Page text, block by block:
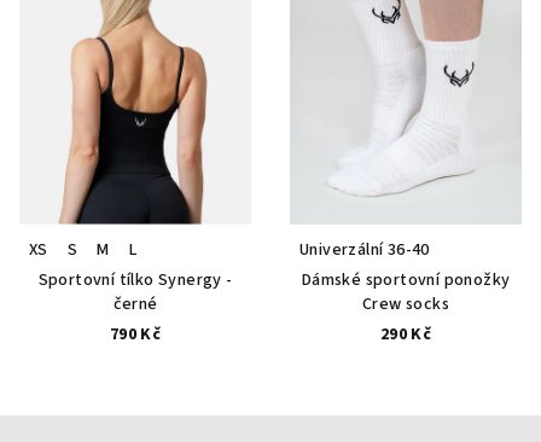
XS S M
L
Sportovní tílko Synergy -
černé
790 Kč
Univerzální 36-40
Dámské sportovní ponožky
Crew socks
290 Kč